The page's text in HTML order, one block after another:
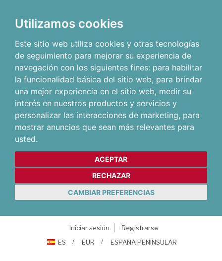
Utilizamos cookies
Este sitio web utiliza cookies y otras tecnologías
de seguimiento para mejorar su experiencia de
navegación con los siguientes fines: para habilitar
la funcionalidad básica del sitio web, para brindar
una mejor experiencia en el sitio web, medir su
interés en nuestros productos y servicios y
personalizar las interacciones de marketing, para
mostrar anuncios que sean más relevantes para
usted.
ACEPTAR
RECHAZAR
CAMBIAR PREFERENCIAS
Iniciar sesión
Registrarse
ES
EUR ESPAÑA PENINSULAR